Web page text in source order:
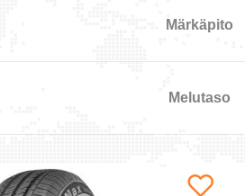
Märkäpito
Melutaso